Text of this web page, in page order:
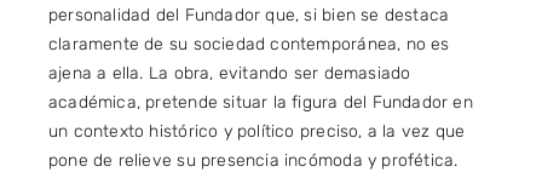
personalidad del Fundador que, si bien se destaca
claramente de su sociedad contemporánea, no es
ajena a ella. La obra, evitando ser demasiado
académica, pretende situar la figura del Fundador en
un contexto histórico y político preciso, a la vez que
pone de relieve su presencia incómoda y profética.